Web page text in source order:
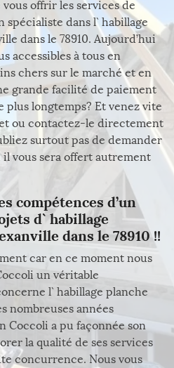
offrir les services de
dans l` habillage
dans le 78910. Aujourd’hui
accessibles à tous en
chers sur le marché et en
grande facilité de paiement
plus longtemps? Et venez vite
ou contactez-le directement
surtout pas de demander
vous sera offert autrement
compétences d’un
d` habillage
dans le 78910 !!
car en ce moment nous
un véritable
l` habillage planche
nombreuses années
Coccoli a pu façonnée son
la qualité de ses services
concurrence. Nous vous